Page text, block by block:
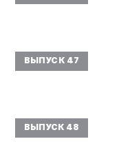
ВЫПУСК 47
ВЫПУСК 48